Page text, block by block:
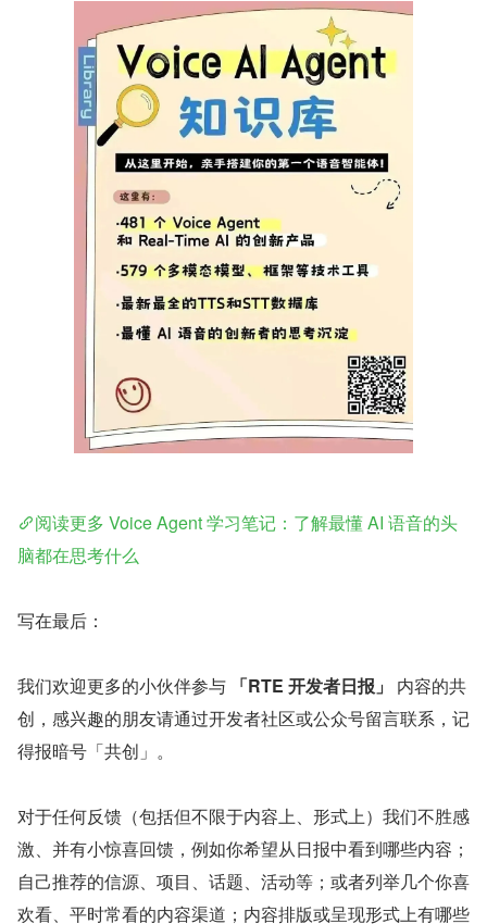
阅读更多 Voice Agent 学习笔记：了解最懂 AI 语音的头
脑都在思考什么
写在最后：
我们欢迎更多的小伙伴参与 「RTE 开发者日报」
内容的共
创，感兴趣的朋友请通过开发者社区或公众号留言联系，记
得报暗号「共创」。
对于任何反馈（包括但不限于内容上、形式上）我们不胜感
激、并有小惊喜回馈，例如你希望从日报中看到哪些内容；
自己推荐的信源、项目、话题、活动等；或者列举几个你喜
欢看、平时常看的内容渠道；内容排版或呈现形式上有哪些